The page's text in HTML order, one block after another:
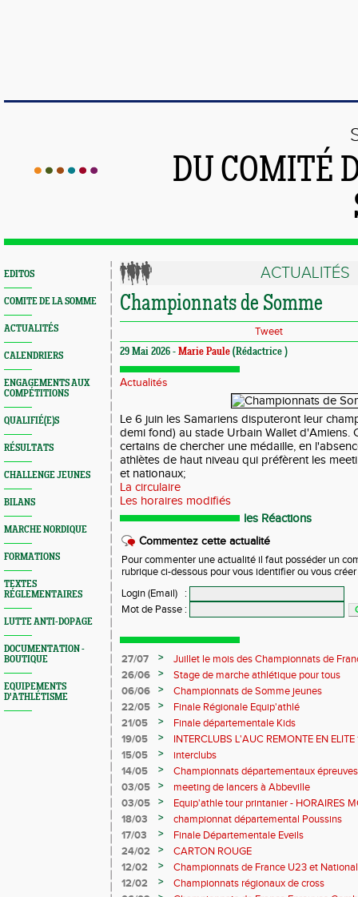
DU COMITÉ
EDITOS
COMITE DE LA SOMME
ACTUALITÉS
CALENDRIERS
ENGAGEMENTS AUX
COMPÉTITIONS
QUALIFIÉ(E)S
RÉSULTATS
CHALLENGE JEUNES
BILANS
MARCHE NORDIQUE
FORMATIONS
TEXTES
RÉGLEMENTAIRES
LUTTE ANTI-DOPAGE
DOCUMENTATION -
BOUTIQUE
EQUIPEMENTS
D'ATHLÉTISME
ACTUALITÉS
Championnats de Somme
Tweet
29 Mai 2026 - Marie Paule (Rédactrice )
Actualités
Le 6 juin les Samariens disputeront leur
demi fond) au stade Urbain Wallet d'Amiens.
certains de chercher une médaille, en
athlètes de haut niveau qui préfèrent les
et nationaux;
La circulaire
Les horaires modifiés
les Réactions
Commentez cette actualité
Pour commenter une actualité il faut posséder un
rubrique ci-dessous pour vous identifier ou vous
Login (Email)
:
Mot de Passe :
27/07 >
Juillet le mois des Championnats de
des Samariens
26/06 >
Stage de marche athlétique pour tous
06/06
>
Championnats de Somme jeunes
22/05
>
Finale Régionale Equip'athlé
21/05
>
Finale départementale Kids
19/05
>
INTERCLUBS L'AUC REMONTE EN ELITE
15/05
>
interclubs
14/05
>
Championnats départementaux
benjamins&minimes
03/05 >
meeting de lancers à Abbeville
03/05
>
Equip'athle tour printanier - HORAIRES
18/03
>
championnat départemental Poussins
17/03
>
Finale Départementale Eveils
24/02
>
CARTON ROUGE
12/02
>
Championnats de France U23 et
12/02
>
Championnats régionaux de cross